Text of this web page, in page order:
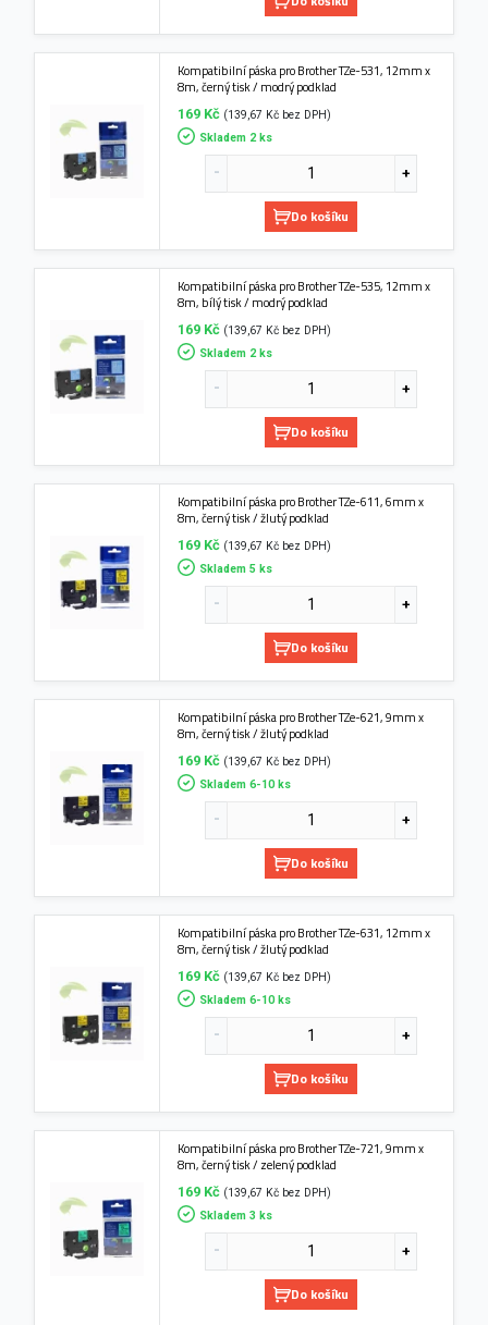
Kompatibilní páska pro Brother TZe-531, 12mm x
8m, černý tisk / modrý podklad
169 Kč (139,67 Kč bez DPH)
Skladem 2 ks
Do košíku
Kompatibilní páska pro Brother TZe-535, 12mm x
8m, bílý tisk / modrý podklad
169 Kč (139,67 Kč bez DPH)
Skladem 2 ks
Do košíku
Kompatibilní páska pro Brother TZe-611, 6mm x
8m, černý tisk / žlutý podklad
169 Kč (139,67 Kč bez DPH)
Skladem 5 ks
Do košíku
Kompatibilní páska pro Brother TZe-621, 9mm x
8m, černý tisk / žlutý podklad
169 Kč (139,67 Kč bez DPH)
Skladem 6-10 ks
Do košíku
Kompatibilní páska pro Brother TZe-631, 12mm x
8m, černý tisk / žlutý podklad
169 Kč (139,67 Kč bez DPH)
Skladem 6-10 ks
Do košíku
Kompatibilní páska pro Brother TZe-721, 9mm x
8m, černý tisk / zelený podklad
169 Kč (139,67 Kč bez DPH)
Skladem 3 ks
Do košíku